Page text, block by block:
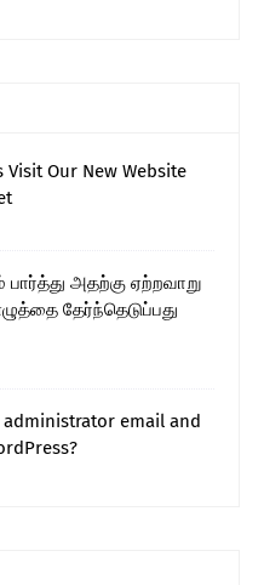
Visit Our New Website
பார்த்து அதற்கு ஏற்றவாறு
தேர்ந்தெடுப்பது
administrator email and